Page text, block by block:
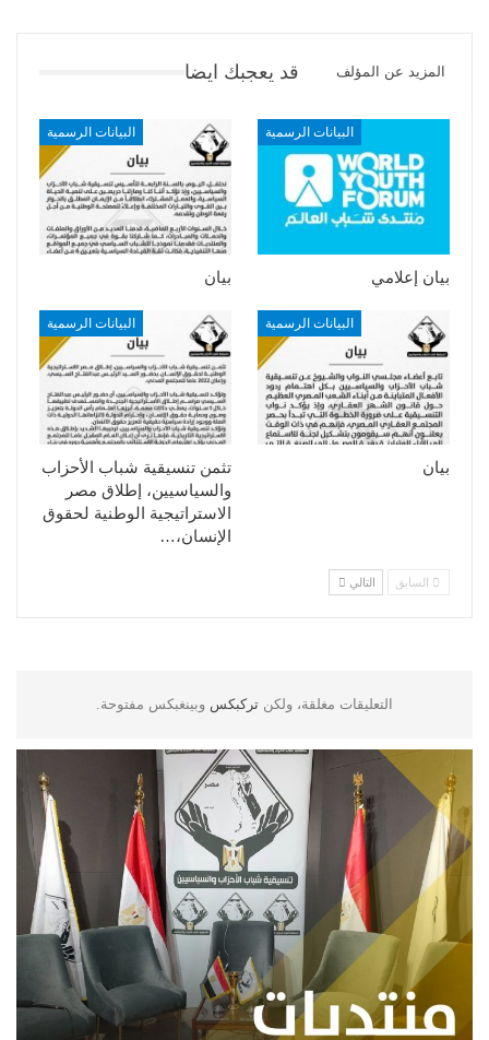
قد يعجبك ايضا المزيد عن المؤلف
البيانات الرسمية
بيان
البيانات الرسمية
بيان إعلامي
البيانات الرسمية
تثمن تنسيقية شباب الأحزاب
والسياسيين، إطلاق مصر
الاستراتيجية الوطنية لحقوق
الإنسان،…
البيانات الرسمية
بيان
السابق التالي
التعليقات مغلقة، ولكن تركبكس وبينغبكس مفتوحة.